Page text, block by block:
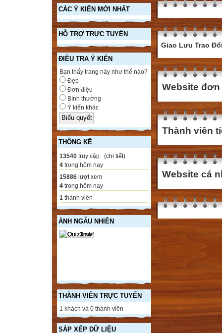
CÁC Ý KIẾN MỚI NHẤT
HỖ TRỢ TRỰC TUYẾN
ĐIỀU TRA Ý KIẾN
Bạn thấy trang này như thế nào?
Đẹp
Đơn điệu
Bình thường
Ý kiến khác
THỐNG KÊ
13540 truy cập (chi tiết)
4 trong hôm nay
15886 lượt xem
4 trong hôm nay
1 thành viên
ẢNH NGẪU NHIÊN
THÀNH VIÊN TRỰC TUYẾN
1 khách và 0 thành viên
SẮP XẾP DỮ LIỆU
Giao Lưu Trao
Website
Thành viên
Website cá